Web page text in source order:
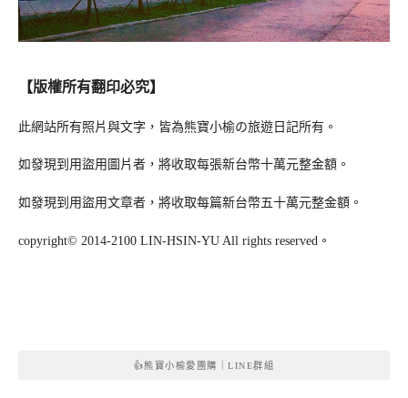
【版權所有翻印必究】
此網站所有照片與文字，皆為熊寶小榆の旅遊日記所有。
如發現到用盜用圖片者，將收取每張新台幣十萬元整金額。
如發現到用盜用文章者，將收取每篇新台幣五十萬元整金額。
copyright© 2014-2100 LIN-HSIN-YU All rights reserved。
👍熊寶小榆愛團購｜LINE群組